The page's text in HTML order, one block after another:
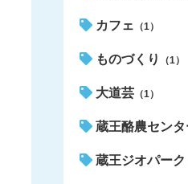
カフェ （1）
ものづくり （1）
大道芸 （1）
蔵王酪農センタ
蔵王ジオパーク